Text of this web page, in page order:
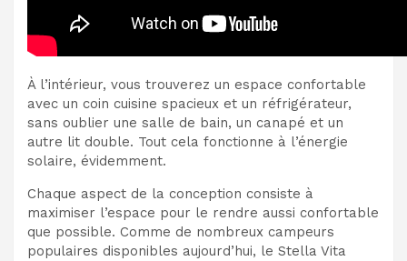
À l’intérieur, vous trouverez un espace confortable
avec un coin cuisine spacieux et un réfrigérateur,
sans oublier une salle de bain, un canapé et un
autre lit double. Tout cela fonctionne à l’énergie
solaire, évidemment.
Chaque aspect de la conception consiste à
maximiser l’espace pour le rendre aussi confortable
que possible. Comme de nombreux campeurs
populaires disponibles aujourd’hui, le Stella Vita